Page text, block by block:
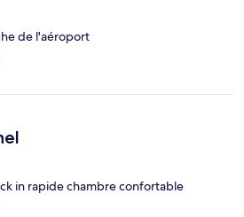
de l'aéroport
in rapide chambre confortable